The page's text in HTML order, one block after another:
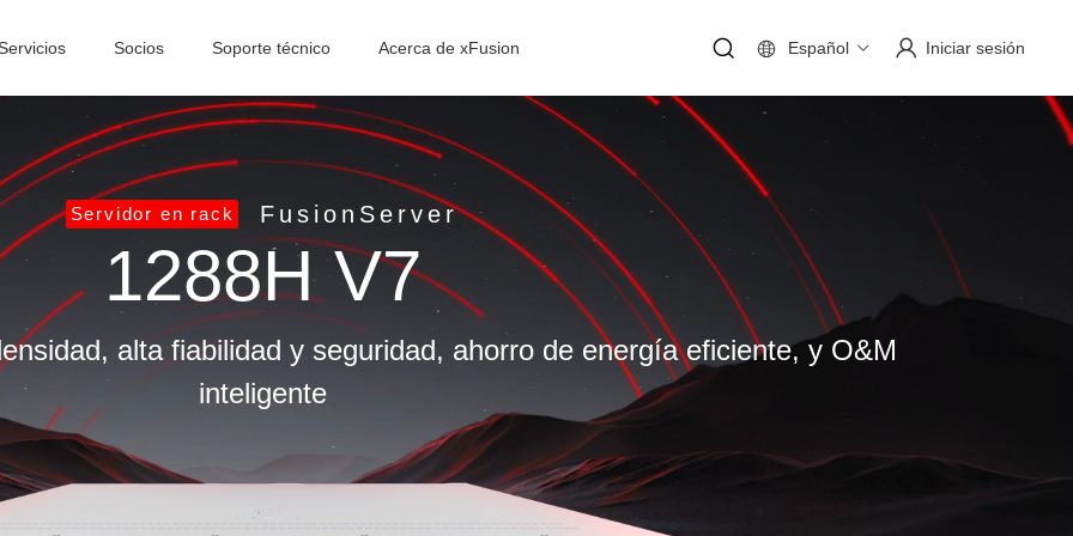
Socios Soporte técnico Acerca de xFusion Español Iniciar sesión
Servidor en rack FusionServer
1288H V7
alta fiabilidad y seguridad, ahorro de energía eficiente, y O&M
inteligente